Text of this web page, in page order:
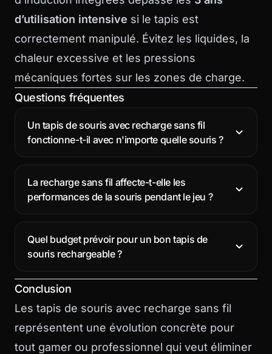
d’utilisation intensive si le tapis est
correctement manipulé. Évitez les liquides, la
chaleur excessive et les pressions
mécaniques fortes sur les zones de charge.
Questions fréquentes
Un tapis de souris avec recharge sans fil
fonctionne-t-il avec n'importe quelle souris ?
La recharge sans fil affecte-t-elle les
performances de la souris pendant le jeu ?
Quel budget prévoir pour un bon tapis de
souris rechargeable ?
Conclusion
Les tapis de souris avec recharge sans fil
représentent une évolution concrète pour
tout gamer ou professionnel qui veut éliminer